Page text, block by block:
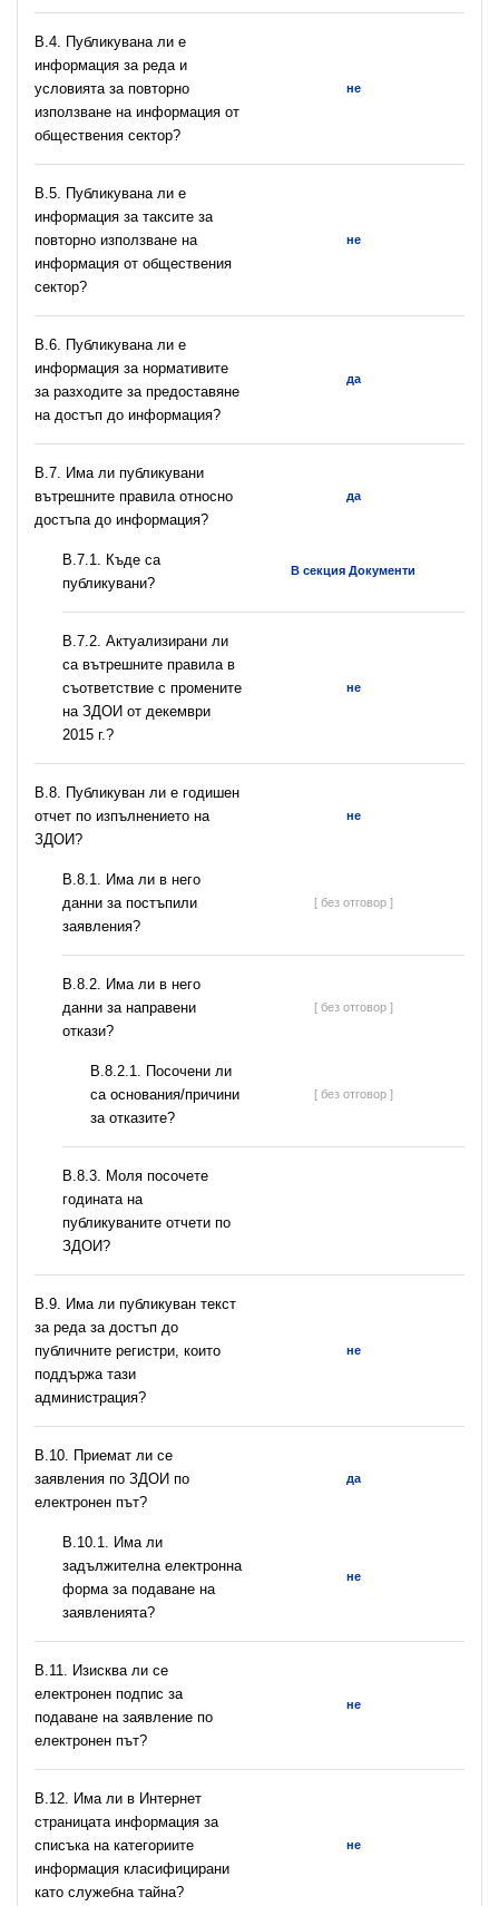
В.4. Публикувана ли е
информация за реда и
условията за повторно
използване на информация от
обществения сектор?
не
В.5. Публикувана ли е
информация за таксите за
повторно използване на
информация от обществения
сектор?
не
В.6. Публикувана ли е
информация за нормативите
за разходите за предоставяне
на достъп до информация?
да
В.7. Има ли публикувани
вътрешните правила относно
достъпа до информация?
да
В.7.1. Къде са
публикувани?
В секция Документи
В.7.2. Актуализирани ли
са вътрешните правила в
съответствие с промените
на ЗДОИ от декември
2015 г.?
не
В.8. Публикуван ли е годишен
отчет по изпълнението на
ЗДОИ?
не
В.8.1. Има ли в него
данни за постъпили
заявления?
[ без отговор ]
В.8.2. Има ли в него
данни за направени
откази?
[ без отговор ]
В.8.2.1. Посочени ли
са основания/причини
за отказите?
[ без отговор ]
В.8.3. Моля посочете
годината на
публикуваните отчети по
ЗДОИ?
В.9. Има ли публикуван текст
за реда за достъп до
публичните регистри, които
поддържа тази
администрация?
не
В.10. Приемат ли се
заявления по ЗДОИ по
електронен път?
да
В.10.1. Има ли
задължителна електронна
форма за подаване на
заявленията?
не
В.11. Изисква ли се
електронен подпис за
подаване на заявление по
електронен път?
не
В.12. Има ли в Интернет
страницата информация за
списъка на категориите
информация класифицирани
като служебна тайна?
не